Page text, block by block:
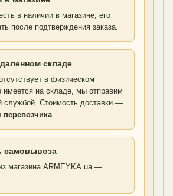
в наличии в магазине, его
после подтверждения заказа.
складе
в физическом
имеется на складе, мы отправим
службой. Стоимость доставки —
.
самовывоза
магазина ARMEYKA.ua —